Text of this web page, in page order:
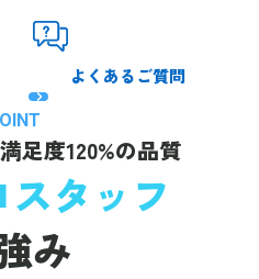
よくあるご質問
満足度120%の品質
タッフ
み